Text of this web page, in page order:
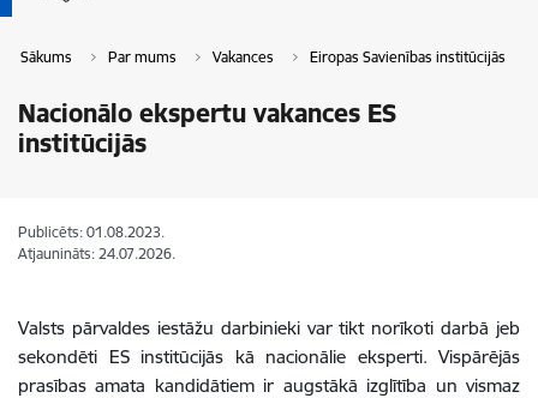
Sākums Par mums Vakances Eiropas Savienības institūcijās
Nacionālo ekspertu vakances ES
institūcijās
Publicēts: 01.08.2023.
Atjaunināts: 24.07.2026.
Valsts pārvaldes iestāžu darbinieki var tikt norīkoti darbā jeb
sekondēti ES institūcijās kā nacionālie eksperti. Vispārējās
prasības amata kandidātiem ir augstākā izglītība un vismaz